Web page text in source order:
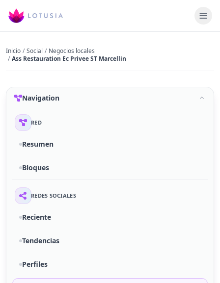
Inicio / Social / Negocios locales
/ Ass Restauration Ec Privee ST Marcellin
Navigation
RED
Resumen
Bloques
REDES SOCIALES
Reciente
Tendencias
Perfiles